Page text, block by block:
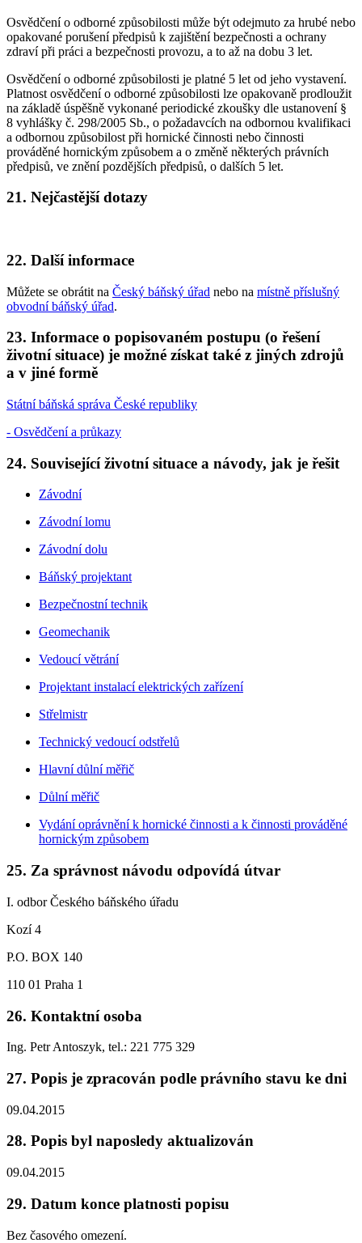
Osvědčení o odborné způsobilosti může být odejmuto za hrubé nebo
opakované porušení předpisů k zajištění bezpečnosti a ochrany
zdraví při práci a bezpečnosti provozu, a to až na dobu 3 let.
Osvědčení o odborné způsobilosti je platné 5 let od jeho vystavení.
Platnost osvědčení o odborné způsobilosti lze opakovaně prodloužit
na základě úspěšně vykonané periodické zkoušky dle ustanovení §
8 vyhlášky č. 298/2005 Sb., o požadavcích na odbornou kvalifikaci
a odbornou způsobilost při hornické činnosti nebo činnosti
prováděné hornickým způsobem a o změně některých právních
předpisů, ve znění pozdějších předpisů, o dalších 5 let.
21. Nejčastější dotazy
22. Další informace
Můžete se obrátit na Český báňský úřad nebo na místně příslušný
obvodní báňský úřad.
23. Informace o popisovaném postupu (o řešení
životní situace) je možné získat také z jiných zdrojů
a v jiné formě
Státní báňská správa České republiky
- Osvědčení a průkazy
24. Související životní situace a návody, jak je řešit
Závodní
Závodní lomu
Závodní dolu
Báňský projektant
Bezpečnostní technik
Geomechanik
Vedoucí větrání
Projektant instalací elektrických zařízení
Střelmistr
Technický vedoucí odstřelů
Hlavní důlní měřič
Důlní měřič
Vydání oprávnění k hornické činnosti a k činnosti prováděné
hornickým způsobem
25. Za správnost návodu odpovídá útvar
I. odbor Českého báňského úřadu
Kozí 4
P.O. BOX 140
110 01 Praha 1
26. Kontaktní osoba
Ing. Petr Antoszyk, tel.: 221 775 329
27. Popis je zpracován podle právního stavu ke dni
09.04.2015
28. Popis byl naposledy aktualizován
09.04.2015
29. Datum konce platnosti popisu
Bez časového omezení.